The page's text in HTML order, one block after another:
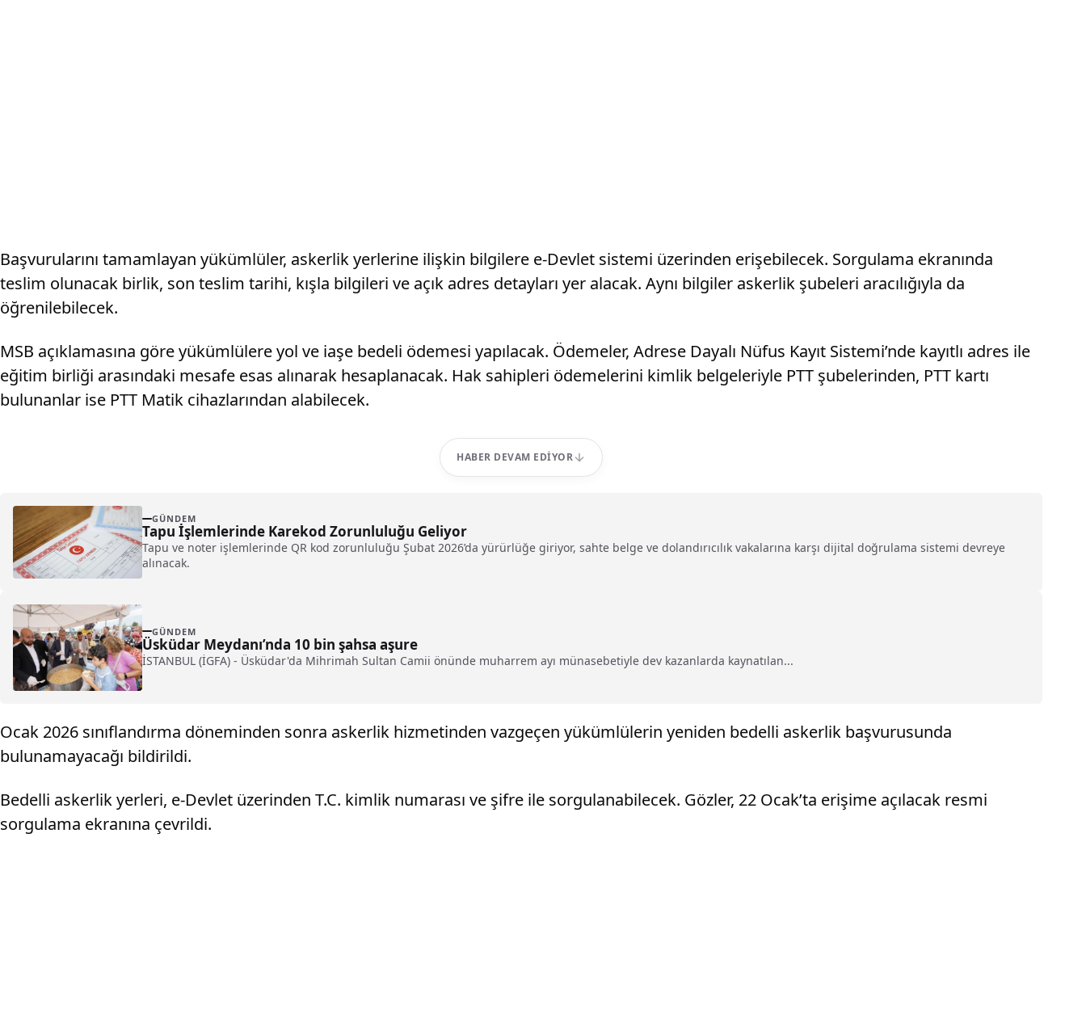
Başvurularını tamamlayan yükümlüler, askerlik yerlerine ilişkin bilgilere e-Devlet sistemi üzerinden erişebilecek. Sorgulama ekranında
teslim olunacak birlik, son teslim tarihi, kışla bilgileri ve açık adres detayları yer alacak. Aynı bilgiler askerlik şubeleri aracılığıyla da
öğrenilebilecek.
MSB açıklamasına göre yükümlülere yol ve iaşe bedeli ödemesi yapılacak. Ödemeler, Adrese Dayalı Nüfus Kayıt Sistemi’nde kayıtlı adres ile
eğitim birliği arasındaki mesafe esas alınarak hesaplanacak. Hak sahipleri ödemelerini kimlik belgeleriyle PTT şubelerinden, PTT kartı
bulunanlar ise PTT Matik cihazlarından alabilecek.
HABER DEVAM EDIYOR
GÜNDEM
Tapu İşlemlerinde Karekod Zorunluluğu Geliyor
Tapu ve noter işlemlerinde QR kod zorunluluğu Şubat 2026’da yürürlüğe giriyor, sahte belge ve dolandırıcılık vakalarına karşı dijital doğrulama sistemi devreye
alınacak.
GÜNDEM
Üsküdar Meydanı’nda 10 bin şahsa aşure
İSTANBUL (İGFA) - Üsküdar'da Mihrimah Sultan Camii önünde muharrem ayı münasebetiyle dev kazanlarda kaynatılan...
Ocak 2026 sınıflandırma döneminden sonra askerlik hizmetinden vazgeçen yükümlülerin yeniden bedelli askerlik başvurusunda
bulunamayacağı bildirildi.
Bedelli askerlik yerleri, e-Devlet üzerinden T.C. kimlik numarası ve şifre ile sorgulanabilecek. Gözler, 22 Ocak’ta erişime açılacak resmi
sorgulama ekranına çevrildi.